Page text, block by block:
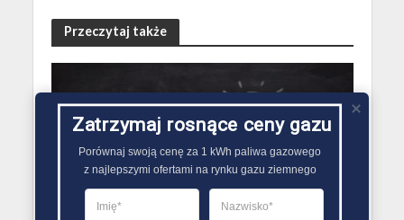
Przeczytaj także
Jak kształtują się ceny
gazu? Analiza rynku
energetycznego
Redakcja Zmiana Sprzedawcy Gazu
Zatrzymaj rosnące ceny gazu
Porównaj swoją cenę za 1 kWh paliwa gazowego
z najlepszymi ofertami na rynku gazu ziemnego